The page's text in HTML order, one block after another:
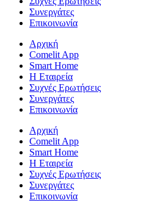
Συνεργάτες
Επικοινωνία
Αρχική
Comelit App
Smart Home
Η Εταιρεία
Συχνές Ερωτήσεις
Συνεργάτες
Επικοινωνία
Αρχική
Comelit App
Smart Home
Η Εταιρεία
Συχνές Ερωτήσεις
Συνεργάτες
Επικοινωνία